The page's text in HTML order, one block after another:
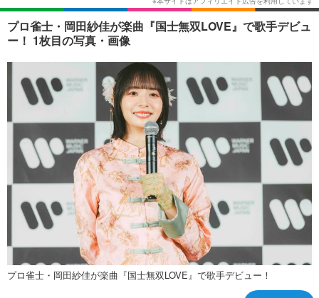
ショッピング その他
プロ雀士・岡田紗佳が楽曲『国士無双LOVE』で歌手デビュ
ー！ 1枚目の写真・画像
プロ雀士・岡田紗佳が楽曲『国士無双LOVE』で歌手デビュー！